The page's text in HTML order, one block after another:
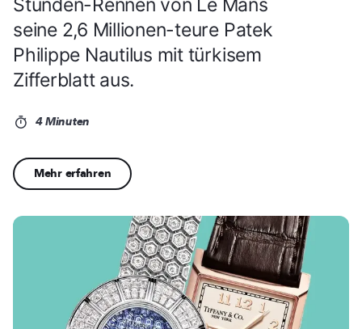
Stunden-Rennen von Le Mans
seine 2,6 Millionen-teure Patek
Philippe Nautilus mit türkisem
Zifferblatt aus.
4 Minuten
Mehr erfahren